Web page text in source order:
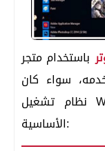
باستخدام متجر
سواء كان
نظام تشغيل Windows أو macOS. إليك الخطوات
الأساسية: